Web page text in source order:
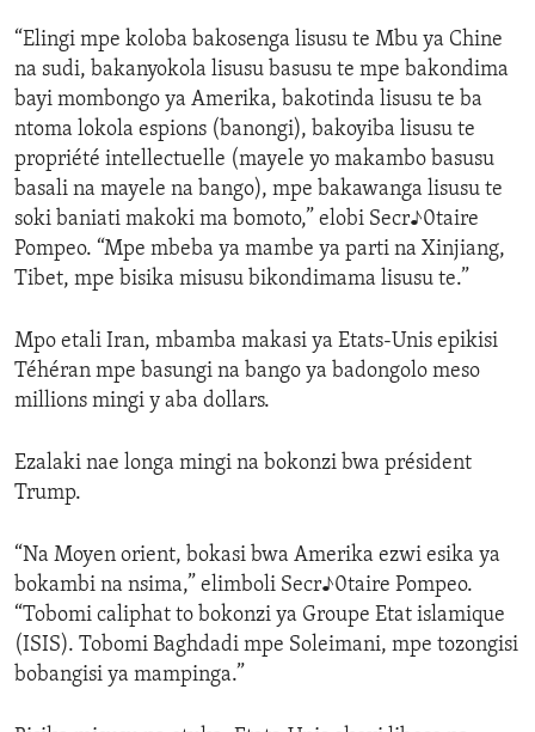
“Elingi mpe koloba bakosenga lisusu te Mbu ya Chine
na sudi, bakanyokola lisusu basusu te mpe bakondima
bayi mombongo ya Amerika, bakotinda lisusu te ba
ntoma lokola espions (banongi), bakoyiba lisusu te
propriété intellectuelle (mayele yo makambo basusu
basali na mayele na bango), mpe bakawanga lisusu te
soki baniati makoki ma bomoto,” elobi Secr♪0taire
Pompeo. “Mpe mbeba ya mambe ya parti na Xinjiang,
Tibet, mpe bisika misusu bikondimama lisusu te.”
Mpo etali Iran, mbamba makasi ya Etats-Unis epikisi
Téhéran mpe basungi na bango ya badongolo meso
millions mingi y aba dollars.
Ezalaki nae longa mingi na bokonzi bwa président
Trump.
“Na Moyen orient, bokasi bwa Amerika ezwi esika ya
bokambi na nsima,” elimboli Secr♪0taire Pompeo.
“Tobomi caliphat to bokonzi ya Groupe Etat islamique
(ISIS). Tobomi Baghdadi mpe Soleimani, mpe tozongisi
bobangisi ya mampinga.”